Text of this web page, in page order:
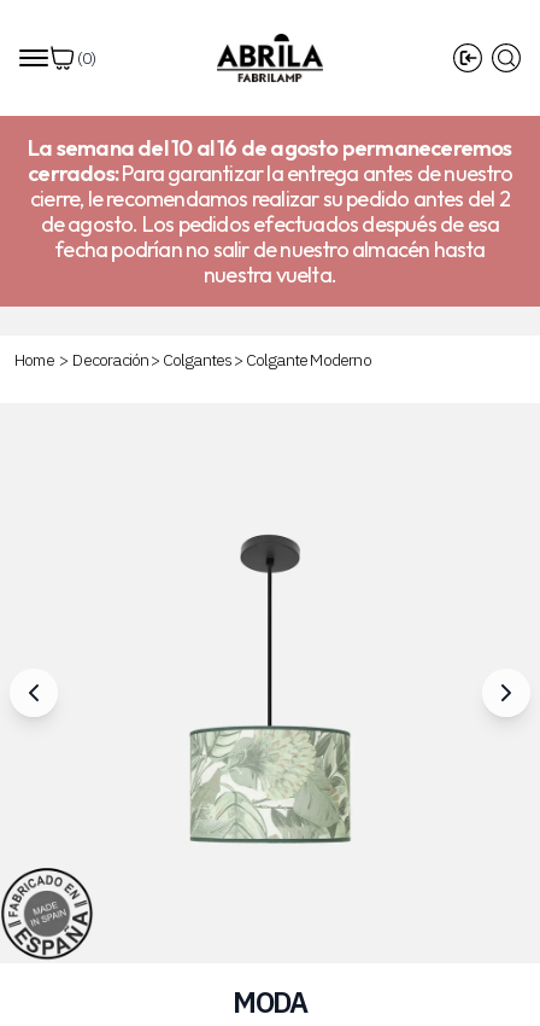
(0)
La semana del 10 al 16 de agosto permaneceremos
cerrados:Para garantizar la entrega antes de nuestro
cierre, le recomendamos realizar su pedido antes del 2
de agosto. Los pedidos efectuados después de esa
fecha podrían no salir de nuestro almacén hasta
nuestra vuelta.
Home > Decoración> Colgantes> Colgante Moderno
MODA